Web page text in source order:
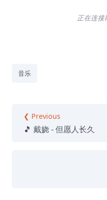
正在连接
音乐
❮ Previous
🎵 戴娆 - 但愿人长久